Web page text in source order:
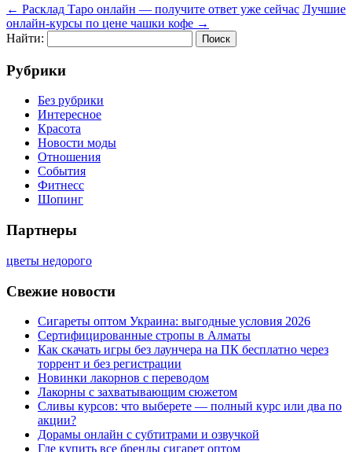
← Расклад Таро онлайн — получите ответ уже сейчас Лучшие
онлайн-курсы по цене чашки кофе →
Найти:
Рубрики
Без рубрики
Интересное
Красота
Новости моды
Отношения
События
Фитнесс
Шопинг
Партнеры
цветы недорого
Свежие новости
Сигареты оптом Украина: выгодные условия 2026
Сертифицированные стропы в Алматы
Как скачать игры без лаунчера на ПК бесплатно через
торрент и без регистрации
Новинки лакорнов с переводом
Лакорны с захватывающим сюжетом
Сливы курсов: что выберете — полный курс или два по
акции?
Дорамы онлайн с субтитрами и озвучкой
Где купить все бренды сигарет оптом